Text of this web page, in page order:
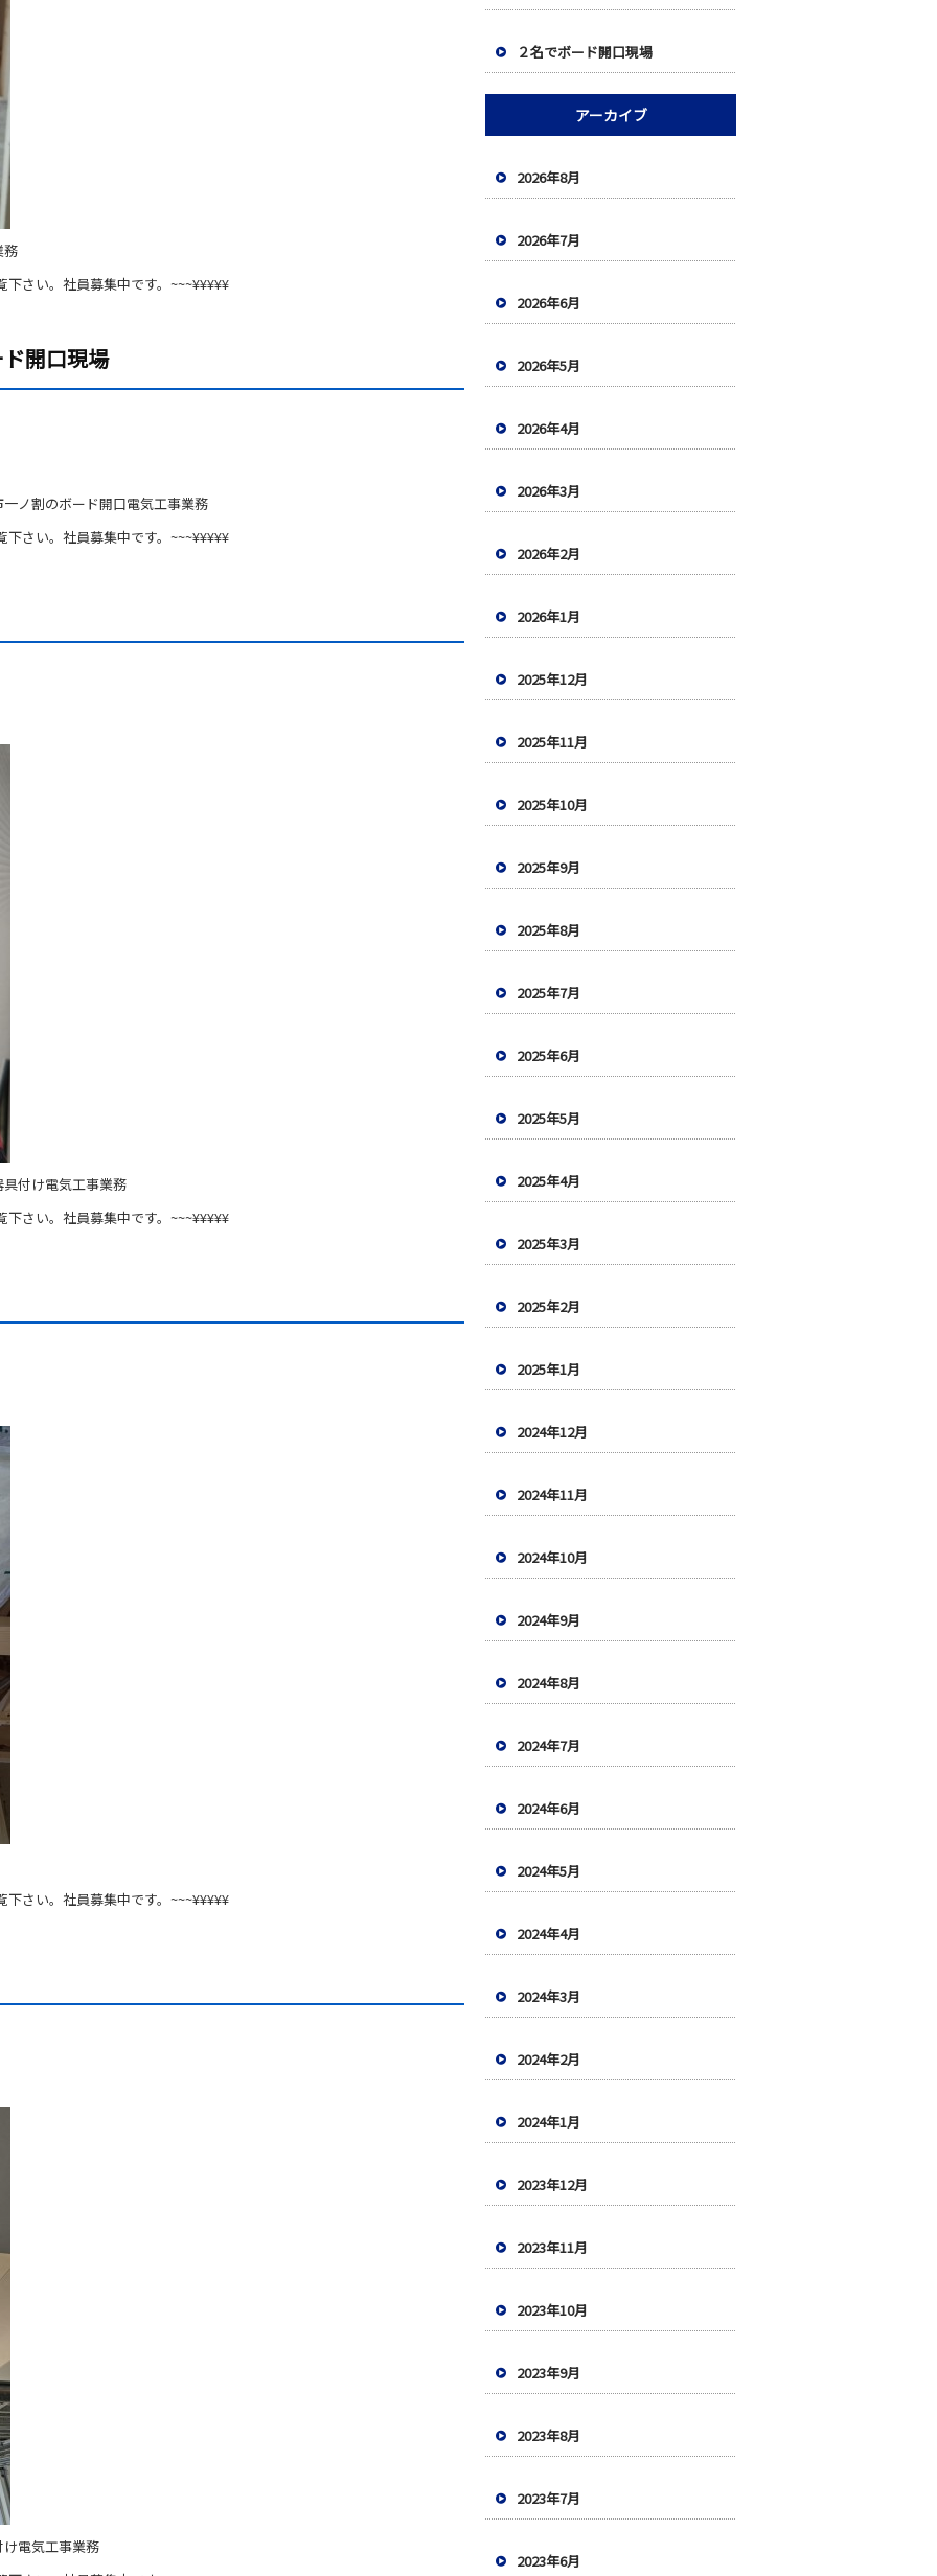
務
さい。社員募集中です。~~~¥¥¥¥¥
開口現場
ノ割のボード開口電気工事業務
さい。社員募集中です。~~~¥¥¥¥¥
付け電気工事業務
さい。社員募集中です。~~~¥¥¥¥¥
さい。社員募集中です。~~~¥¥¥¥¥
電気工事業務
２名でボード開口現場
アーカイブ
2026年8月
2026年7月
2026年6月
2026年5月
2026年4月
2026年3月
2026年2月
2026年1月
2025年12月
2025年11月
2025年10月
2025年9月
2025年8月
2025年7月
2025年6月
2025年5月
2025年4月
2025年3月
2025年2月
2025年1月
2024年12月
2024年11月
2024年10月
2024年9月
2024年8月
2024年7月
2024年6月
2024年5月
2024年4月
2024年3月
2024年2月
2024年1月
2023年12月
2023年11月
2023年10月
2023年9月
2023年8月
2023年7月
2023年6月